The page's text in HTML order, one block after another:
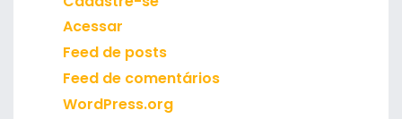
Acessar
Feed de posts
Feed de comentários
WordPress.org